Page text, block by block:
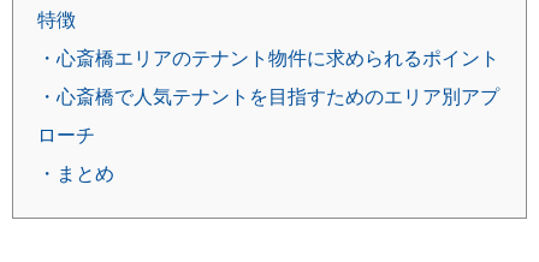
特徴
・心斎橋エリアのテナント物件に求められるポイント
・心斎橋で人気テナントを目指すためのエリア別アプ
ローチ
・まとめ